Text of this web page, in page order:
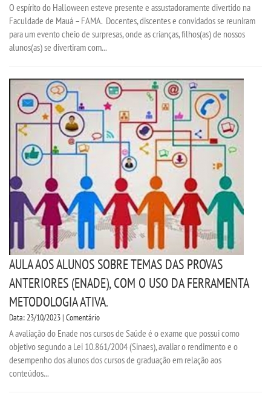
O espírito do Halloween esteve presente e assustadoramente divertido na
Faculdade de Mauá – FAMA. Docentes, discentes e convidados se reuniram
para um evento cheio de surpresas, onde as crianças, filhos(as) de nossos
alunos(as) se divertiram com...
AULA AOS ALUNOS SOBRE TEMAS DAS PROVAS
ANTERIORES (ENADE), COM O USO DA FERRAMENTA
METODOLOGIA ATIVA.
Data: 23/10/2023 | Comentário
A avaliação do Enade nos cursos de Saúde é o exame que possui como
objetivo segundo a Lei 10.861/2004 (Sinaes), avaliar o rendimento e o
desempenho dos alunos dos cursos de graduação em relação aos
conteúdos...